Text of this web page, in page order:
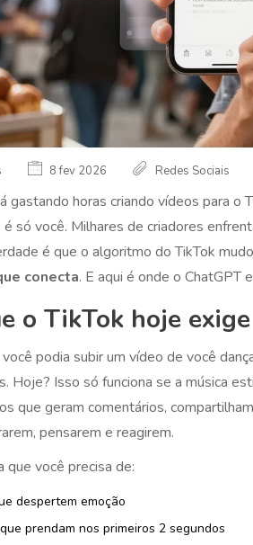
8 fev 2026 Redes Sociais
gastando horas criando vídeos para o
é só você. Milhares de criadores
é que o algoritmo do TikTok
conecta. E aqui é onde o ChatGPT
o TikTok hoje
podia subir um vídeo de você
Hoje? Isso só funciona se a música
que geram comentários,
pensarem e reagirem.
que você precisa de:
despertem emoção
prendam nos primeiros 2 segundos